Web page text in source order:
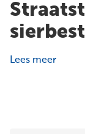
Lees meer